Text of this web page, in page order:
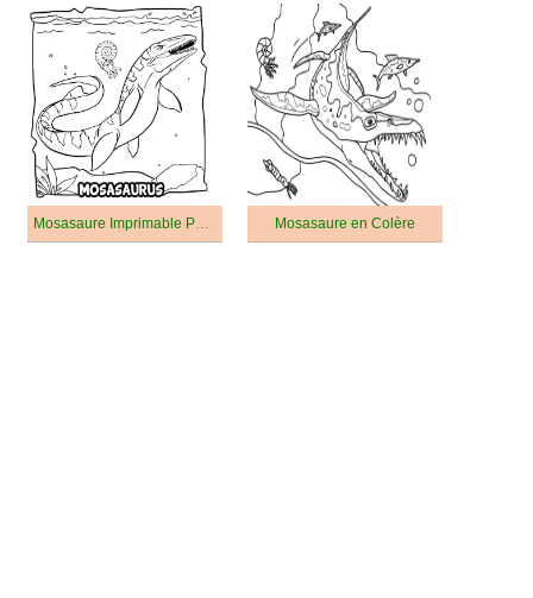
Mosasaure Imprimable Pour les Enfants Mosasaure en Colère